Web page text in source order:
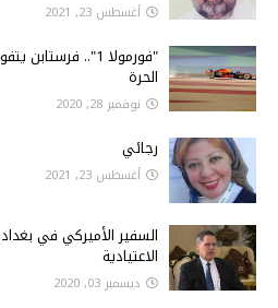
أغسطس 23, 2021
"فورمولا 1"..
الحرة
نوفمبر 28, 2020
رجائي
أغسطس 23, 2021
السفير الأميركي في
الاعتيادية
ديسمبر 03, 2020